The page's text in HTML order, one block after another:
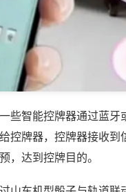
些智能控牌器通过蓝
控牌器，控牌器接收
，达到控牌目的。